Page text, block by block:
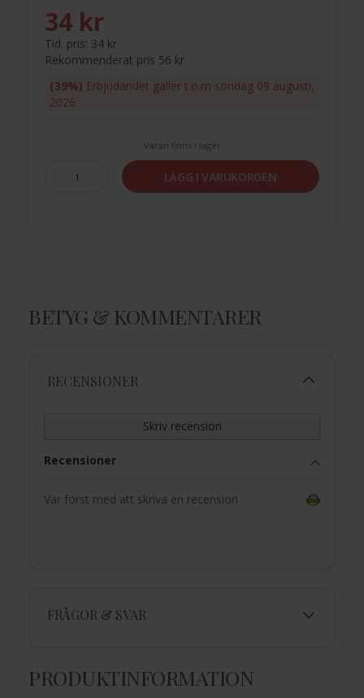
34 kr
Tid. pris: 34 kr
Rekommenderat pris 56 kr
(39%) Erbjudandet gäller t.o.m söndag 09 augusti,
2026
Varan finns i lager
LÄGG I VARUKORGEN
BETYG & KOMMENTARER
RECENSIONER
Skriv recension
Recensioner
Var först med att skriva en recension
FRÅGOR & SVAR
PRODUKTINFORMATION